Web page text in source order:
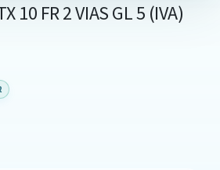
10 FR 2 VIAS GL 5 (IVA)